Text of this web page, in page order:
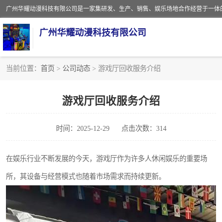
广州华耀动漫科技有限公司
当前位置： 首页 > 公司动态 > 游戏厅回收服务介绍
游戏厅回收服务介绍
时间：2025-12-29 点击次数：314
在娱乐行业不断发展的今天，游戏厅作为许多人休闲娱乐的重要场
所，其设备与经营模式也随着市场需求而持续更新。
游戏厅回收